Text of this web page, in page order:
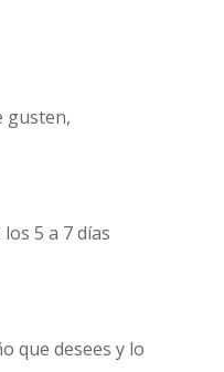
gusten,
5 a 7 días
que desees y lo